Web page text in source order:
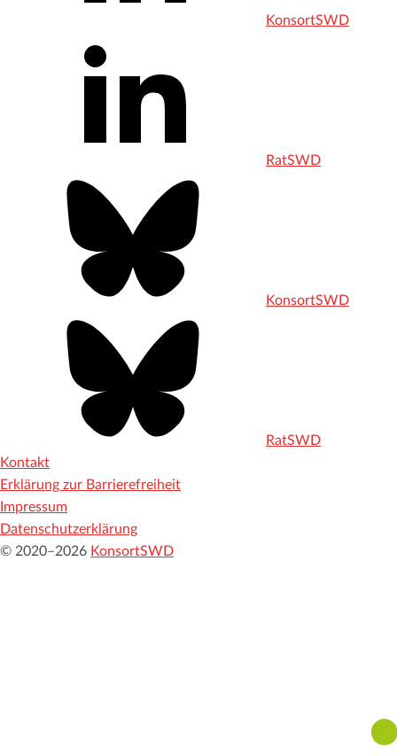
KonsortSWD
RatSWD
KonsortSWD
RatSWD
Kontakt
Erklärung zur Barrierefreiheit
Impressum
Datenschutzerklärung
© 2020–2026 KonsortSWD